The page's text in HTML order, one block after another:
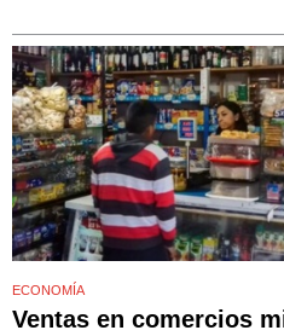
ECONOMÍA
Ventas en comercios